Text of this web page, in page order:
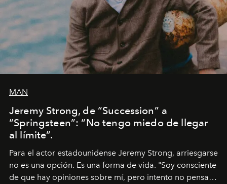
MAN
Jeremy Strong, de “Succession” a
“Springsteen”: “No tengo miedo de llegar
al límite”.
Para el actor estadounidense Jeremy Strong, arriesgarse
no es una opción. Es una forma de vida. "Soy consciente
de que hay opiniones sobre mí, pero intento no pensar